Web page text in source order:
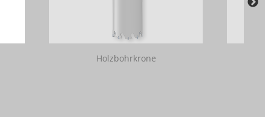
Holzbohrkrone